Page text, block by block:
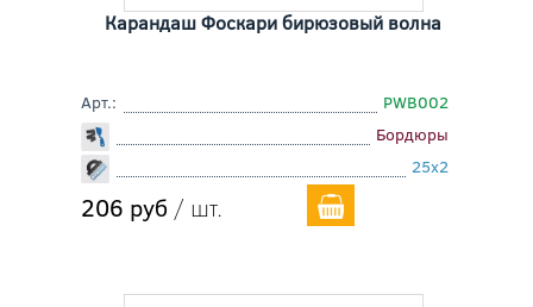
Карандаш Фоскари бирюзовый волна
Арт.:
PWB002
Бордюры
25x2
206 руб / шт.